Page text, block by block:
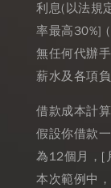
利息(以法規
率最高30%]
無任何代辦
薪水及各項
借款成本計
假設你借款
為12個月，[
本次範例中